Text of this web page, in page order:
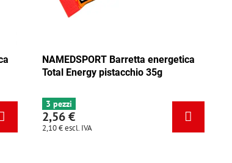
NAMEDSPORT Barretta energetica
Total Energy mix Caraibi 35g
6+ pezzi
2,56 €
escl. IVA
3 pezzi
2,56 €